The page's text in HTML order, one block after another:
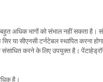
अधिक भागों को संभाल नहीं सकता है।
या सीएनसी टर्नटेबल स्थापित करना
करने के लिए उपयुक्त है।
है।